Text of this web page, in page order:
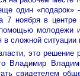
один
7 ноября в
молодежи
сложной
это решение
Владимир
свидетелем